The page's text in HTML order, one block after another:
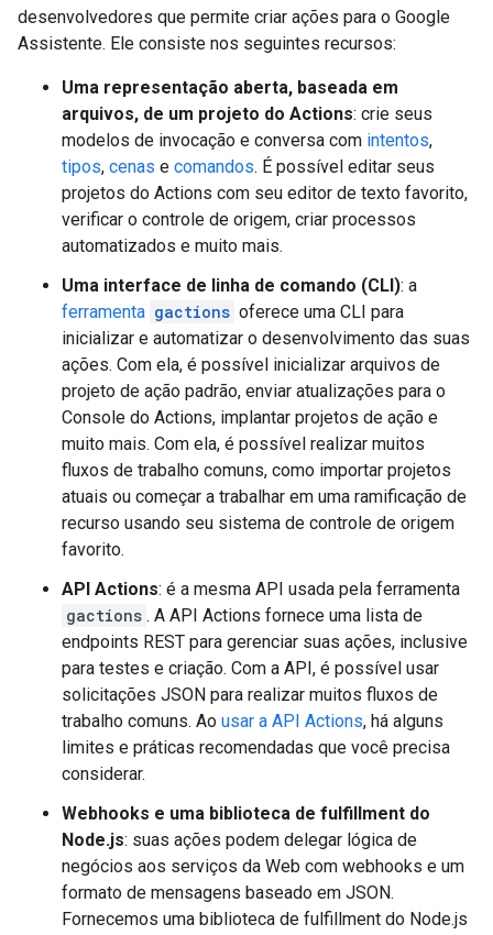
desenvolvedores que permite criar ações para o Google
Assistente. Ele consiste nos seguintes recursos:
Uma representação aberta, baseada em
arquivos, de um projeto do Actions: crie seus
modelos de invocação e conversa com intentos,
tipos, cenas e comandos. É possível editar seus
projetos do Actions com seu editor de texto favorito,
verificar o controle de origem, criar processos
automatizados e muito mais.
Uma interface de linha de comando (CLI): a
ferramenta gactions oferece uma CLI para
inicializar e automatizar o desenvolvimento das suas
ações. Com ela, é possível inicializar arquivos de
projeto de ação padrão, enviar atualizações para o
Console do Actions, implantar projetos de ação e
muito mais. Com ela, é possível realizar muitos
fluxos de trabalho comuns, como importar projetos
atuais ou começar a trabalhar em uma ramificação de
recurso usando seu sistema de controle de origem
favorito.
API Actions: é a mesma API usada pela ferramenta
gactions . A API Actions fornece uma lista de
endpoints REST para gerenciar suas ações, inclusive
para testes e criação. Com a API, é possível usar
solicitações JSON para realizar muitos fluxos de
trabalho comuns. Ao usar a API Actions, há alguns
limites e práticas recomendadas que você precisa
considerar.
Webhooks e uma biblioteca de fulfillment do
Node.js: suas ações podem delegar lógica de
negócios aos serviços da Web com webhooks e um
formato de mensagens baseado em JSON.
Fornecemos uma biblioteca de fulfillment do Node.js